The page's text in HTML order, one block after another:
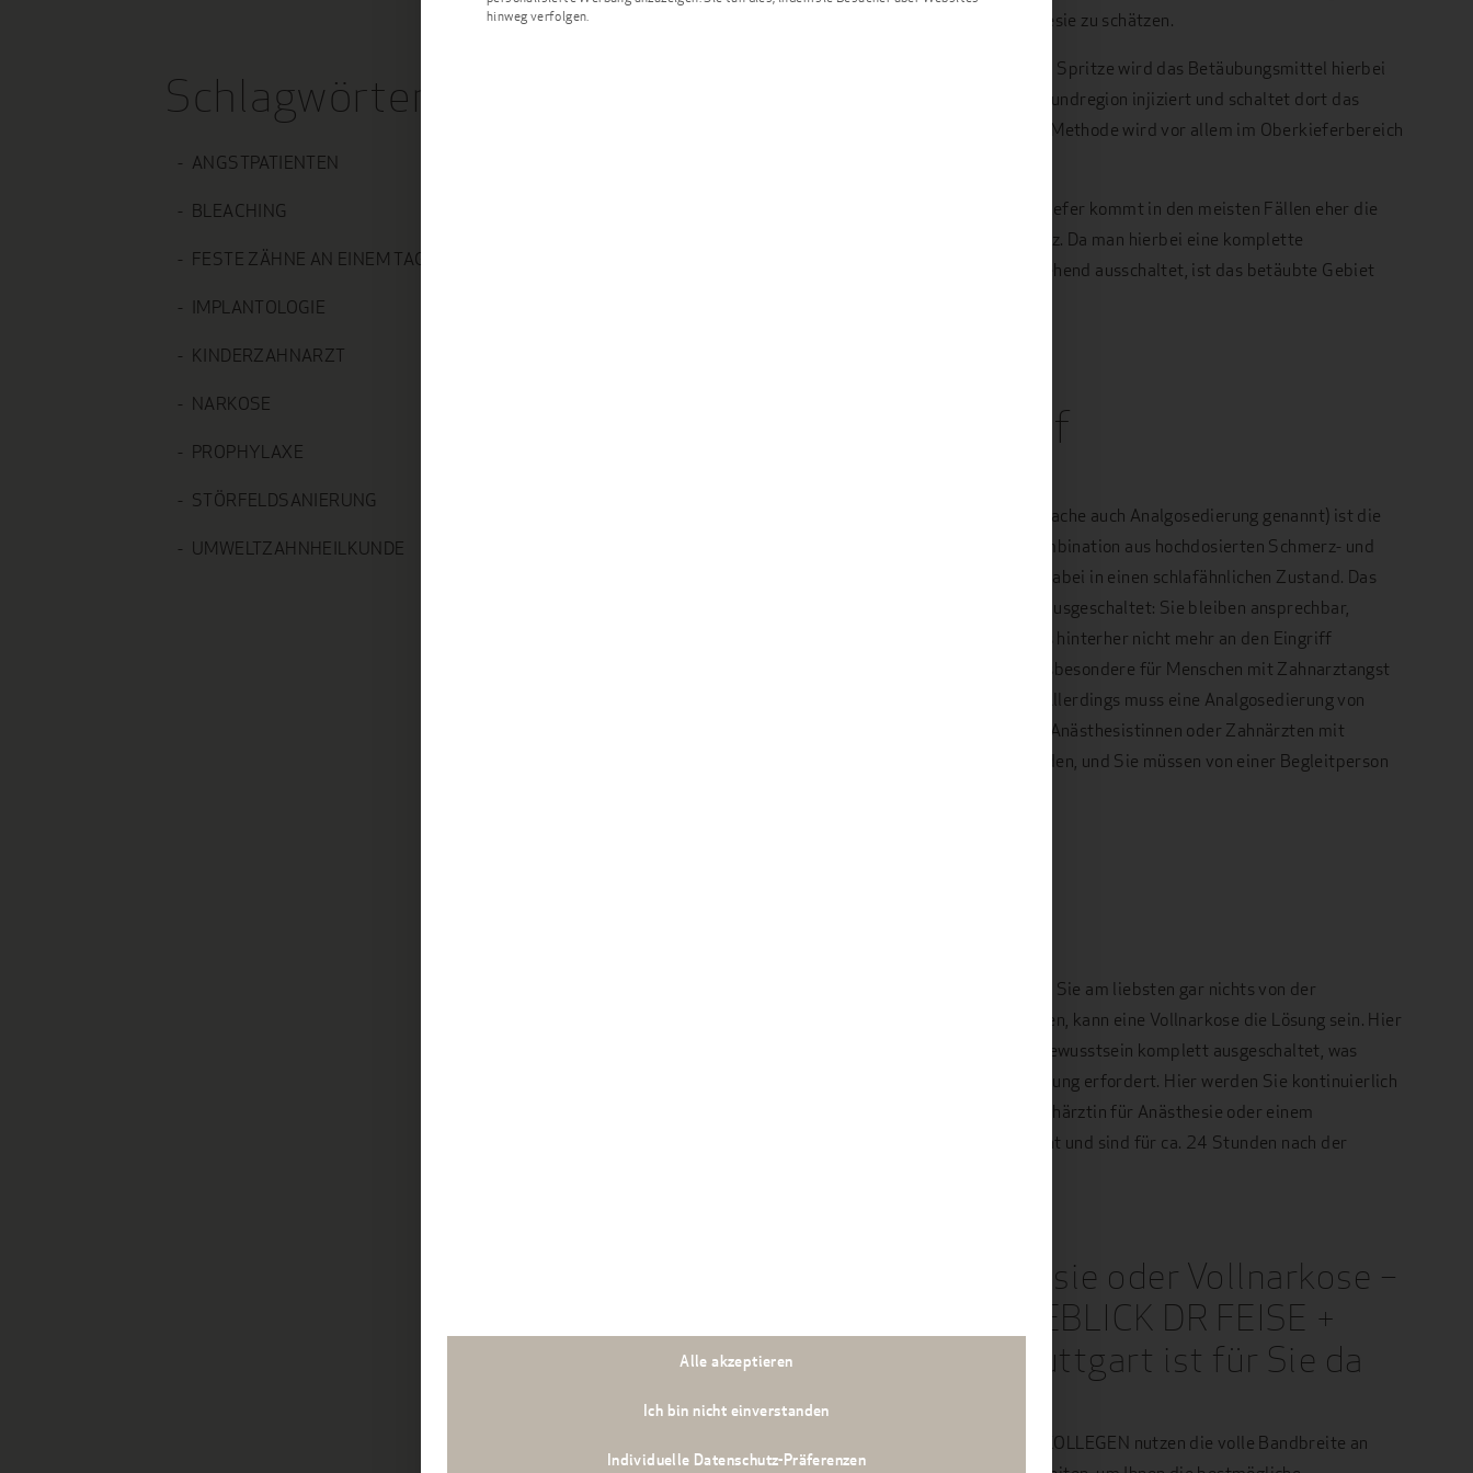
wissen die Oberflächenanästhesie zu schätzen.
Mittels Spritze wird das Betäubungsmittel hierbei
direkt in die zu behandelnde Mundregion injiziert und schaltet dort das
Schmerzempfinden aus. Diese Methode wird vor allem im Oberkieferbereich
Im Unterkiefer kommt in den meisten Fällen eher die
Leitungsanästhesie zum Einsatz. Da man hierbei eine komplette
Nervenleitungsbahn vorübergehend ausschaltet, ist das betäubte Gebiet
Dämmerschlaf
Der Dämmerschlaf (in der Fachsprache auch Analgosedierung genannt) ist die
Vorstufe zur Vollnarkose. Eine Kombination aus hochdosierten Schmerz- und
Beruhigungsmitteln versetzt Sie dabei in einen schlafähnlichen Zustand. Das
Bewusstsein wird nicht komplett ausgeschaltet: Sie bleiben ansprechbar,
können sich in der Regel allerdings hinterher nicht mehr an den Eingriff
erinnern. Der Dämmerschlaf ist insbesondere für Menschen mit Zahnarztangst
eine sehr attraktive Möglichkeit. Allerdings muss eine Analgosedierung von
qualifizierten Anästhesisten oder Anästhesistinnen oder Zahnärzten mit
Spezialisierung durchgeführt werden, und Sie müssen von einer Begleitperson
Bei größeren Eingriffen oder wenn Sie am liebsten gar nichts von der
Behandlung mitbekommen möchten, kann eine Vollnarkose die Lösung sein. Hier
werden Schmerzempfinden und Bewusstsein komplett ausgeschaltet, was
jedoch auch eine künstliche Beatmung erfordert. Hier werden Sie kontinuierlich
von einem Facharzt oder einer Fachärztin für Anästhesie oder einem
spezialisierten Zahnarzt überwacht und sind für ca. 24 Stunden nach der
Ob Lokalanästhesie oder Vollnarkose –
Ihre Praxis WHITEBLICK DR FEISE +
KOLLEGEN in Stuttgart ist für Sie da
Wir bei WHITEBLICK DR FEISE + KOLLEGEN nutzen die volle Bandbreite an
Schlagwörter
ANGSTPATIENTEN
BLEACHING
FESTE ZÄHNE AN EINEM TAG
IMPLANTOLOGIE
KINDERZAHNARZT
NARKOSE
PROPHYLAXE
STÖRFELDSANIERUNG
UMWELTZAHNHEILKUNDE
hinweg verfolgen.
Alle akzeptieren
Ich bin nicht einverstanden
Individuelle Datenschutz-Präferenzen